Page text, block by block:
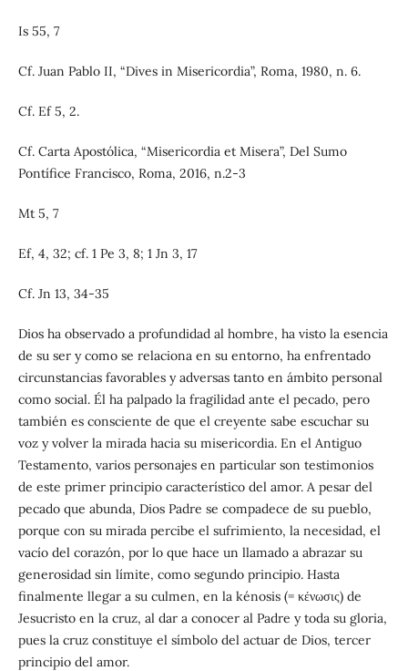
Is 55, 7
Cf. Juan Pablo II, “Dives in Misericordia”, Roma, 1980, n. 6.
Cf. Ef 5, 2.
Cf. Carta Apostólica, “Misericordia et Misera”, Del Sumo
Pontífice Francisco, Roma, 2016, n.2-3
Mt 5, 7
Ef, 4, 32; cf. 1 Pe 3, 8; 1 Jn 3, 17
Cf. Jn 13, 34-35
Dios ha observado a profundidad al hombre, ha visto la esencia
de su ser y como se relaciona en su entorno, ha enfrentado
circunstancias favorables y adversas tanto en ámbito personal
como social. Él ha palpado la fragilidad ante el pecado, pero
también es consciente de que el creyente sabe escuchar su
voz y volver la mirada hacia su misericordia. En el Antiguo
Testamento, varios personajes en particular son testimonios
de este primer principio característico del amor. A pesar del
pecado que abunda, Dios Padre se compadece de su pueblo,
porque con su mirada percibe el sufrimiento, la necesidad, el
vacío del corazón, por lo que hace un llamado a abrazar su
generosidad sin límite, como segundo principio. Hasta
finalmente llegar a su culmen, en la kénosis (= κένωσις) de
Jesucristo en la cruz, al dar a conocer al Padre y toda su gloria,
pues la cruz constituye el símbolo del actuar de Dios, tercer
principio del amor.